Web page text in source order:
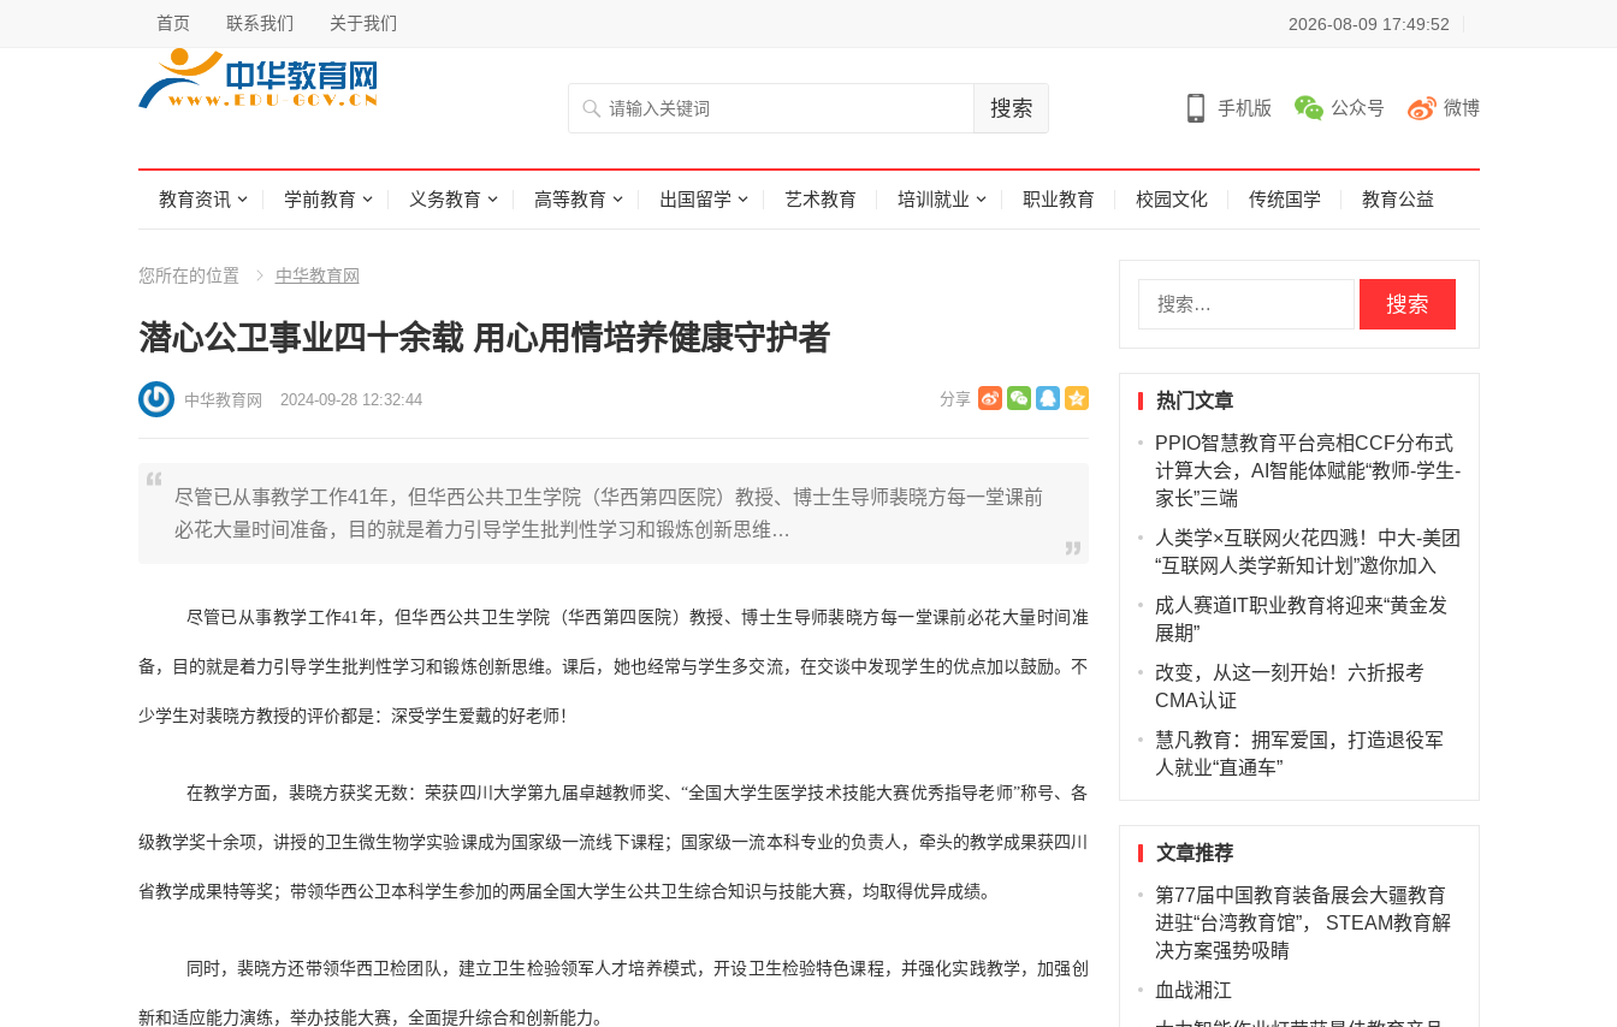
首页 联系我们 关于我们 2026-08-09 17:49:52
手机版 公众号 微博
教育资讯 学前教育 义务教育 高等教育 出国留学 艺术教育 培训就业 职业教育 校园文化 传统国学 教育公益
您所在的位置 中华教育网
潜心公卫事业四十余载 用心用情培养健康守护者
中华教育网 2024-09-28 12:32:44
尽管已从事教学工作41年，但华西公共卫生学院（华西第四医院）教授、博士生导师裴晓方每一堂课前
必花大量时间准备，目的就是着力引导学生批判性学习和锻炼创新思维…
尽管已从事教学工作41年，但华西公共卫生学院（华西第四医院）教授、博士生导师裴晓方每一堂课前必花大量时间准
备，目的就是着力引导学生批判性学习和锻炼创新思维。课后，她也经常与学生多交流，在交谈中发现学生的优点加以鼓励。不
少学生对裴晓方教授的评价都是：深受学生爱戴的好老师！
在教学方面，裴晓方获奖无数：荣获四川大学第九届卓越教师奖、“全国大学生医学技术技能大赛优秀指导老师”称号、各
级教学奖十余项，讲授的卫生微生物学实验课成为国家级一流线下课程；国家级一流本科专业的负责人，牵头的教学成果获四川
省教学成果特等奖；带领华西公卫本科学生参加的两届全国大学生公共卫生综合知识与技能大赛，均取得优异成绩。
同时，裴晓方还带领华西卫检团队，建立卫生检验领军人才培养模式，开设卫生检验特色课程，并强化实践教学，加强创
新和适应能力演练，举办技能大赛，全面提升综合和创新能力。
热门文章
PPIO智慧教育平台亮相CCF分布式
计算大会，AI智能体赋能“教师-学生-
家长”三端
人类学×互联网火花四溅！中大-美团
“互联网人类学新知计划”邀你加入
成人赛道IT职业教育将迎来“黄金发
展期”
改变，从这一刻开始！六折报考
CMA认证
慧凡教育：拥军爱国，打造退役军
人就业“直通车”
文章推荐
第77届中国教育装备展会大疆教育
进驻“台湾教育馆”， STEAM教育解
决方案强势吸睛
血战湘江